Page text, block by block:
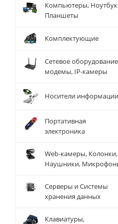
Компьютеры,
Планшеты
Комплектующие
Сетевое
модемы, IP-камеры
Носители информации
Портативная
электроника
Web-камеры, Колонки,
Наушники,
Серверы и Системы
хранения данных
Клавиатуры,